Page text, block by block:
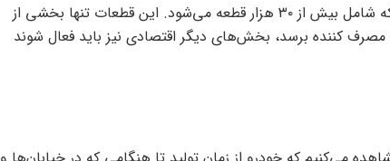
قطعات خودرو از تنوع قابل توجهی برخوردار است که شامل بیش از ۳۰ هزار قطعه می‌شود. این قطعات تنها بخشی از
کننده برسد، بخش‌های دیگر اقتصادی نیز باید فعال شوند